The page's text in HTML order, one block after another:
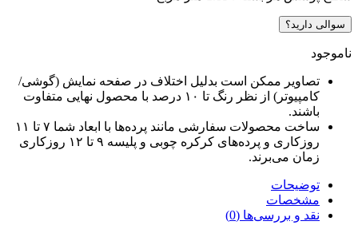
سوالی دارید؟
ناموجود
تصاویر ممکن است بدلیل اختلاف در صفحه نمایش (گوشی/
کامپیوتر) از نظر رنگ تا ۱۰ درصد با محصول نهایی متفاوت
باشند.
ساخت محصولات سفارشی مانند پرده‌ها با ابعاد شما ۷ تا ۱۱
روزکاری و پرده‌های کرکره چوبی و پلیسه ۹ تا ۱۲ روزکاری
زمان می‌برند.
توضیحات
مشخصات
نقد و بررسی‌ها (0)